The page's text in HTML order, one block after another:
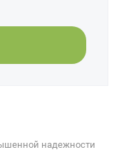
надежности